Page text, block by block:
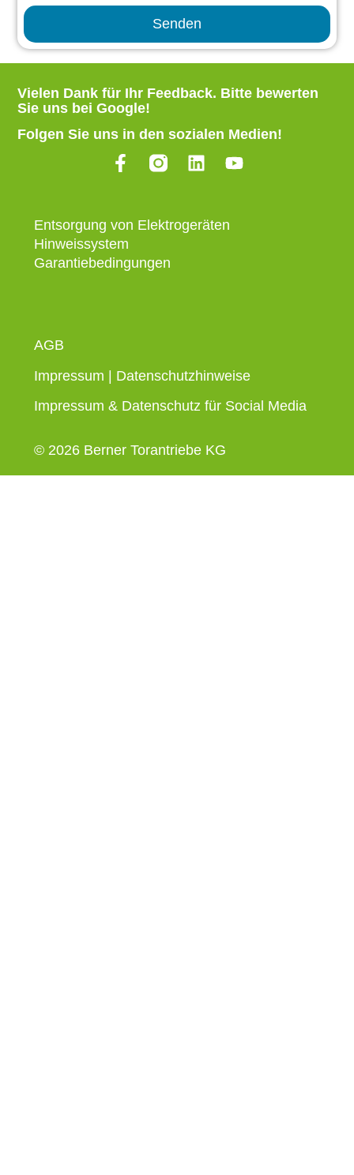
Senden
Vielen Dank für Ihr Feedback. Bitte bewerten
Sie uns bei Google!
Folgen Sie uns in den sozialen Medien!
Entsorgung von Elektrogeräten
Hinweissystem
Garantiebedingungen
AGB
Impressum | Datenschutzhinweise
Impressum & Datenschutz für Social Media
© 2026 Berner Torantriebe KG